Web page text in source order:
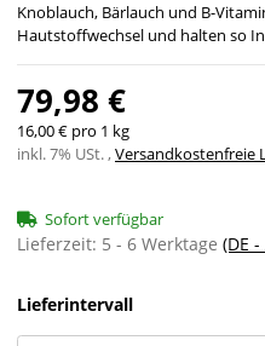
Knoblauch, Bärlauch und B-
Hautstoffwechsel und halten so
79,98 €
16,00 € pro 1 kg
inkl. 7% USt. ,Versandkostenfreie
Sofort verfügbar
Lieferzeit: 5 - 6 Werktage (DE
Lieferintervall